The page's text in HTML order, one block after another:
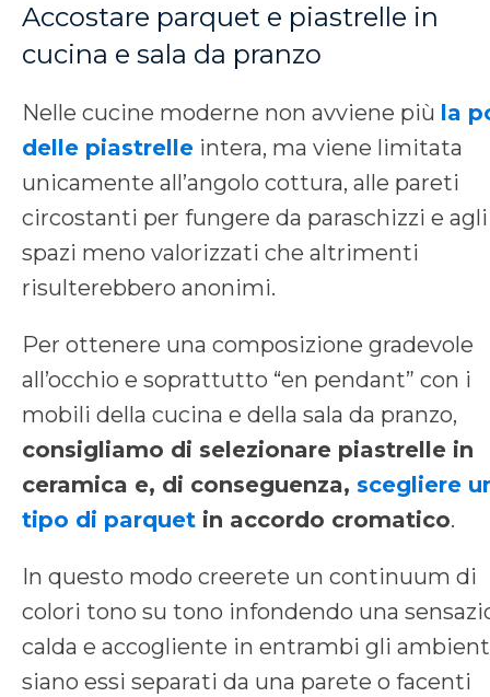
Accostare parquet e piastrelle in
cucina e sala da pranzo
Nelle cucine moderne non avviene più la
delle piastrelle intera, ma viene limitata
unicamente all’angolo cottura, alle pareti
circostanti per fungere da paraschizzi e agli
spazi meno valorizzati che altrimenti
risulterebbero anonimi.
Per ottenere una composizione gradevole
all’occhio e soprattutto “en pendant” con i
mobili della cucina e della sala da pranzo,
consigliamo di selezionare piastrelle in
ceramica e, di conseguenza, scegliere
tipo di parquet in accordo cromatico.
In questo modo creerete un continuum di
colori tono su tono infondendo una
calda e accogliente in entrambi gli
siano essi separati da una parete o facenti